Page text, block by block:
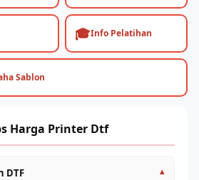
🎓Info Pelatihan
Sablon
Harga Printer Dtf
DTF ▾